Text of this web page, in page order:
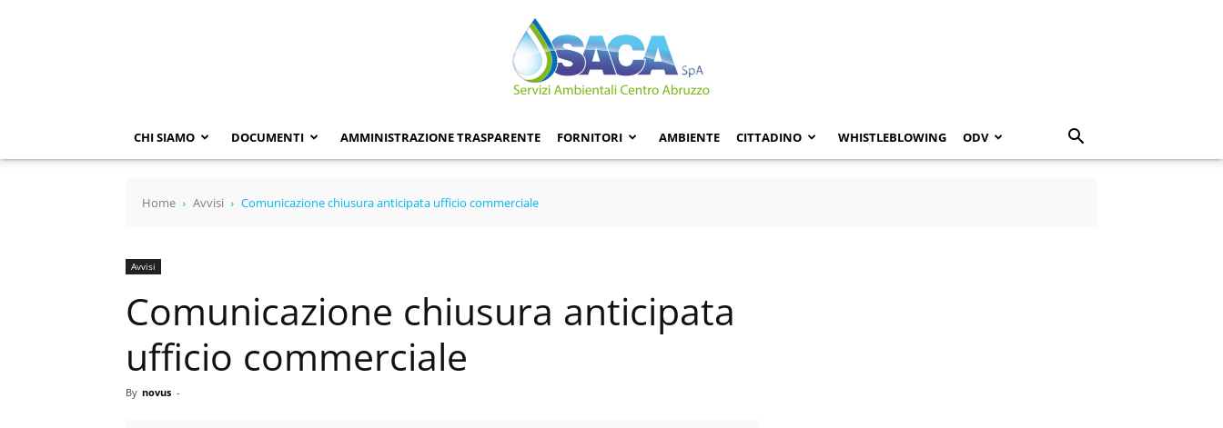
CHI SIAMO DOCUMENTI AMMINISTRAZIONE TRASPARENTE FORNITORI AMBIENTE CITTADINO WHISTLEBLOWING ODV
Home Avvisi Comunicazione chiusura anticipata ufficio commerciale
Avvisi
Comunicazione chiusura anticipata
ufficio commerciale
By novus -